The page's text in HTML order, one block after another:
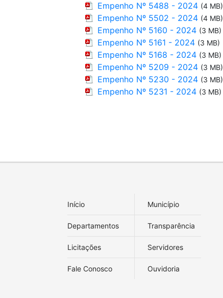
Empenho Nº 5488 - 2024 (4 MB)
Empenho Nº 5502 - 2024 (4 MB)
Empenho Nº 5160 - 2024 (3 MB)
Empenho Nº 5161 - 2024 (3 MB)
Empenho Nº 5168 - 2024 (3 MB)
Empenho Nº 5209 - 2024 (3 MB)
Empenho Nº 5230 - 2024 (3 MB)
Empenho Nº 5231 - 2024 (3 MB)
Início Município
Departamentos Transparência
Licitações Servidores
Fale Conosco Ouvidoria